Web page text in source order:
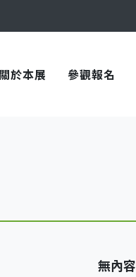
關於本展 參觀報名
無內容